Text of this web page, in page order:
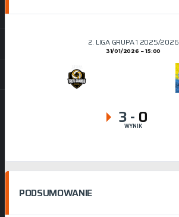
2. LIGA GRUPA 1 2025/2026
31/01/2026 15:00
3- 0
WYNIK
PODSUMOWANIE